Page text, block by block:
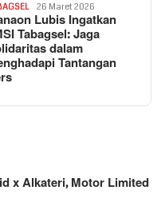
26 Maret 2026
Lubis Ingatkan
Tabagsel: Jaga
dalam
Tantangan
x Alkateri, Motor Limited